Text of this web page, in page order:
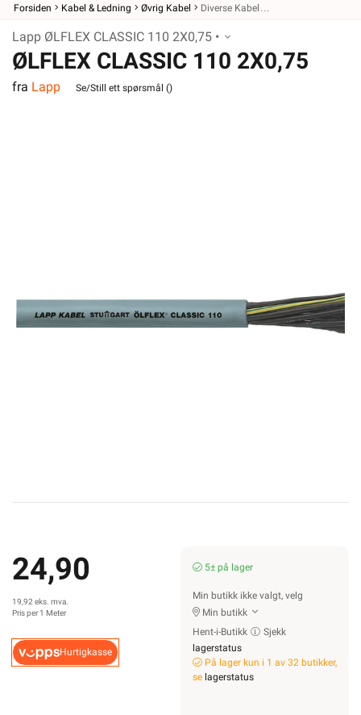
Forsiden Kabel & Ledning Øvrig Kabel Diverse Kabel
Lapp ØLFLEX CLASSIC 110 2X0,75 •
ØLFLEX CLASSIC 110 2X0,75
fra Lapp Se/Still ett spørsmål ()
24,90
19,92 eks. mva.
Pris per 1 Meter
Hurtigkasse
5± på lager
Min butikk ikke valgt, velg
Min butikk
Hent-i-Butikk
Sjekk
lagerstatus
På lager kun i 1 av 32 butikker,
se lagerstatus